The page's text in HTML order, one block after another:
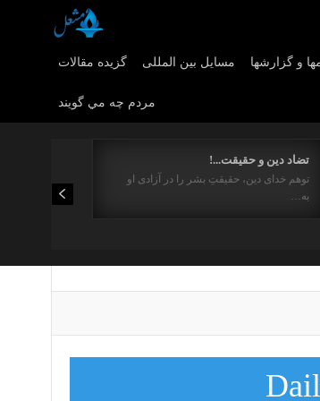
گزیده مقالات مسایل بین المللی و گزارشها
مردم چه مي گويند
تضاد دین و حقیقت...!
توهم خدای دین، حقیقتِ بشر را در آزادی او
به…